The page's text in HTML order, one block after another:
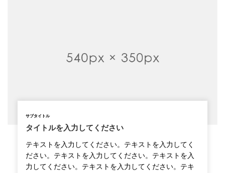
サブタイトル
タイトルを入力してください
テキストを入力してください。テキストを入力してく
ださい。テキストを入力してください。テキストを入
力してください。テキストを入力してください。テキ